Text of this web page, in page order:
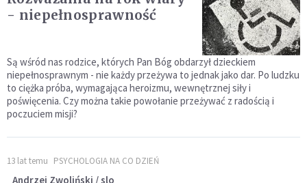
- niepełnosprawność
Są wśród nas rodzice, których Pan Bóg obdarzył dzieckiem
niepełnosprawnym - nie każdy przeżywa to jednak jako dar. Po ludzku
to ciężka próba, wymagająca heroizmu, wewnętrznej siły i
poświęcenia. Czy można takie powołanie przeżywać z radością i
poczuciem misji?
13 lat temu PSYCHOLOGIA NA CO DZIEŃ
Andrzej Zwoliński / slo